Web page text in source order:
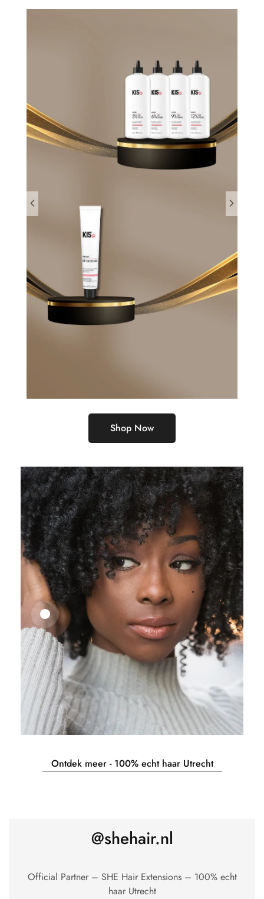
Shop Now
25,41 27,83€
Ontdek meer - 100% echt haar Utrecht
@shehair.nl
Official Partner – SHE Hair Extensions – 100% echt
haar Utrecht